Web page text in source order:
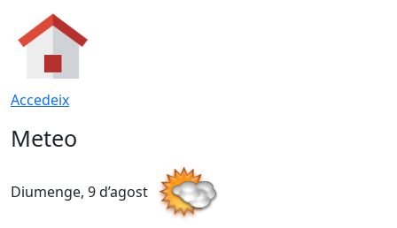
Accedeix
Meteo
Diumenge, 9 d’agost